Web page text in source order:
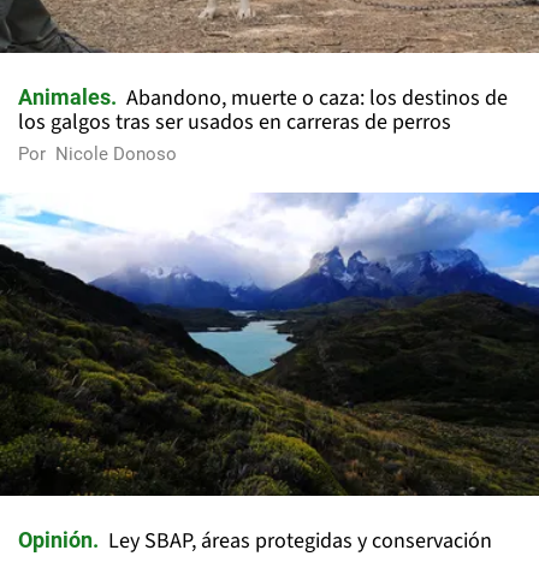
Animales
Abandono, muerte o caza: los destinos de
los galgos tras ser usados en carreras de perros
Por Nicole Donoso
Opinión Ley SBAP, áreas protegidas y conservación